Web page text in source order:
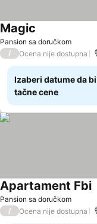
Pansion sa doručkom
Magic
/ Ocena nije dostupna
Izaberi datume da
tačne cene
Pansion sa doručkom
Apartament Fbi
/ Ocena nije dostupna